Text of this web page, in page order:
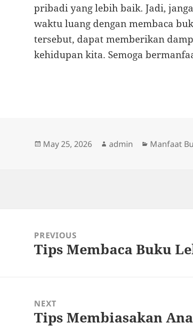
pribadi yang lebih baik. Jadi,
waktu luang dengan membaca
tersebut, dapat memberikan
kehidupan kita. Semoga
Posted
May 25, 2026 Author
admin Categories
Manfaat
navigationPREVIOUS
Previous
Tips Membaca Buku
NEXT
Next
Tips Membiasakan